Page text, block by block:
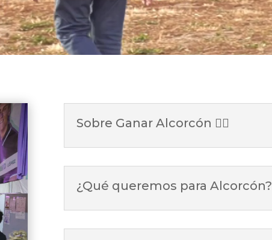
Sobre Ganar Alcorcón 👇🏻
¿Qué queremos para Alcorcón?